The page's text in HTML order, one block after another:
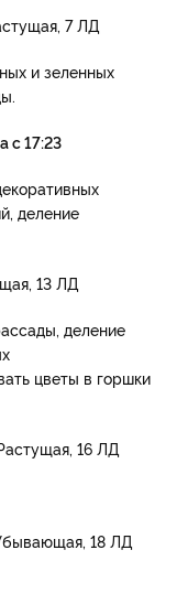
7 ЛД
и зеленных
с 17:23
деление
13 ЛД
деление
цветы в горшки
16 ЛД
18 ЛД